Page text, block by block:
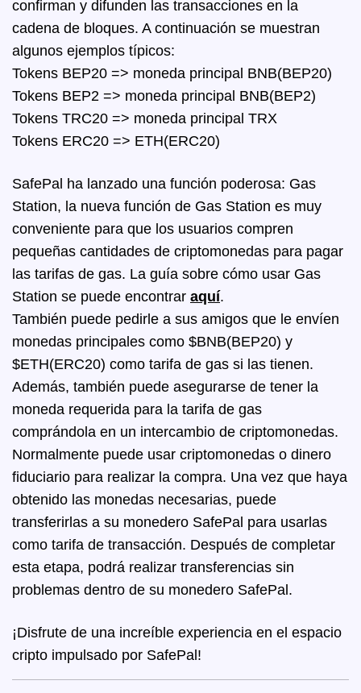
confirman y difunden las transacciones en la
cadena de bloques. A continuación se muestran
algunos ejemplos típicos:
Tokens BEP20 => moneda principal BNB(BEP20)
Tokens BEP2 => moneda principal BNB(BEP2)
Tokens TRC20 => moneda principal TRX
Tokens ERC20 => ETH(ERC20)
SafePal ha lanzado una función poderosa: Gas
Station, la nueva función de Gas Station es muy
conveniente para que los usuarios compren
pequeñas cantidades de criptomonedas para pagar
las tarifas de gas. La guía sobre cómo usar Gas
Station se puede encontrar aquí.
También puede pedirle a sus amigos que le envíen
monedas principales como $BNB(BEP20) y
$ETH(ERC20) como tarifa de gas si las tienen.
Además, también puede asegurarse de tener la
moneda requerida para la tarifa de gas
comprándola en un intercambio de criptomonedas.
Normalmente puede usar criptomonedas o dinero
fiduciario para realizar la compra. Una vez que haya
obtenido las monedas necesarias, puede
transferirlas a su monedero SafePal para usarlas
como tarifa de transacción. Después de completar
esta etapa, podrá realizar transferencias sin
problemas dentro de su monedero SafePal.
¡Disfrute de una increíble experiencia en el espacio
cripto impulsado por SafePal!